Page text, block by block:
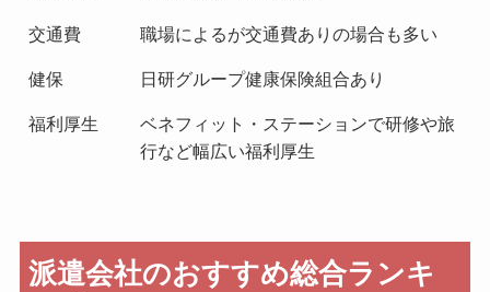
交通費 職場によるが交通費ありの場合も多い
健保 日研グループ健康保険組合あり
福利厚生
ベネフィット・ステーションで研修や旅
行など幅広い福利厚生
派遣会社のおすすめ総合ランキ